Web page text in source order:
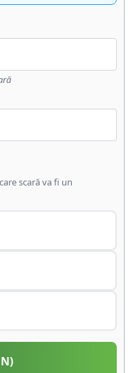
scară va fi un